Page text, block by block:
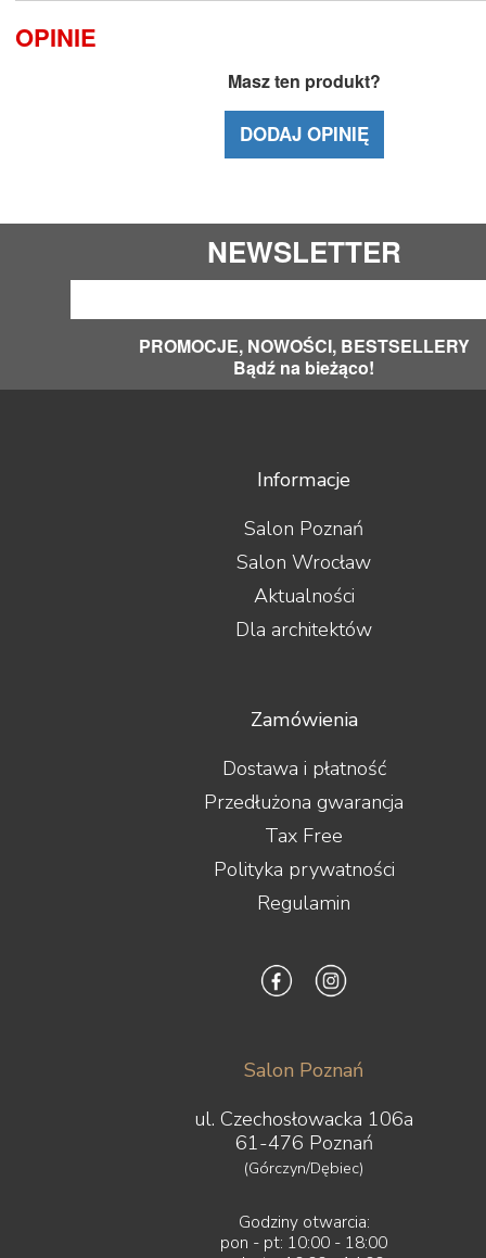
OPINIE
Masz ten produkt?
DODAJ OPINIĘ
NEWSLETTER
PROMOCJE, NOWOŚCI, BESTSELLERY
Bądź na bieżąco!
Informacje
Salon Poznań
Salon Wrocław
Aktualności
Dla architektów
Zamówienia
Dostawa i płatność
Przedłużona gwarancja
Tax Free
Polityka prywatności
Regulamin
Salon Poznań
ul. Czechosłowacka 106a
61-476 Poznań
(Górczyn/Dębiec)
Godziny otwarcia:
pon - pt: 10:00 - 18:00